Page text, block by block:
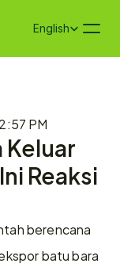
Select Language
English
PM
Keluar
Reaksi
berencana
batu bara